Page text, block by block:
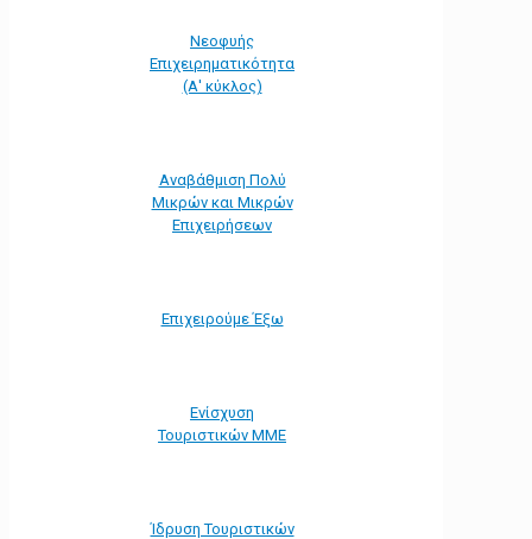
Νεοφυής
Επιχειρηματικότητα
(Α' κύκλος)
Αναβάθμιση Πολύ
Μικρών και Μικρών
Επιχειρήσεων
Επιχειρούμε Έξω
Ενίσχυση
Τουριστικών ΜΜΕ
Ίδρυση Τουριστικών